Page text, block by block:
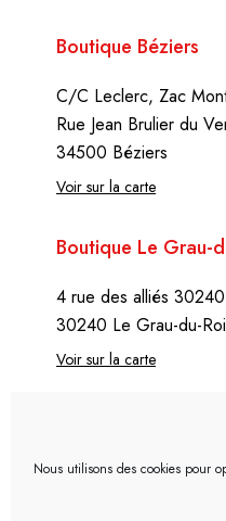
Nous utilisons des cookies pour
Dragon
Drinking From
E-saveur
E-Tasty
Eleaf
Eliquid France
ENFER
Boutique Béziers
C/C Leclerc, Zac
Rue Jean Brulier du
34500 Béziers
Voir sur la carte
Boutique Le Grau-
4 rue des alliés 30240
30240 Le Grau-du-Roi
Voir sur la carte